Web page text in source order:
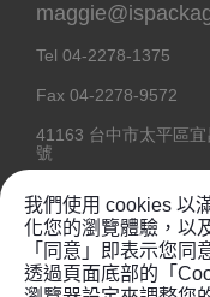
Tel 04-2278-1375
Fax 04-2278-9572
41163 台中市太平區
號
Copyright @
我們使用 cookies 以
化您的瀏覽體驗，以
「同意」即表示您
透過頁面底部的「